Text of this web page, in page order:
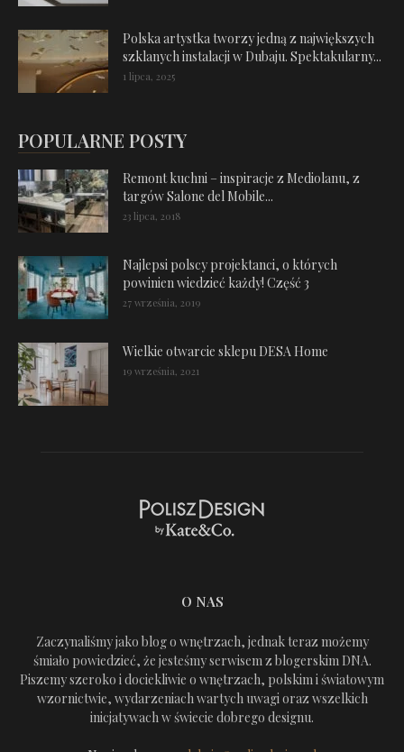
Polska artystka tworzy jedną z największych
szklanych instalacji w Dubaju. Spektakularny...
1 lipca, 2025
POPULARNE POSTY
Remont kuchni – inspiracje z Mediolanu, z
targów Salone del Mobile...
23 lipca, 2018
Najlepsi polscy projektanci, o których
powinien wiedzieć każdy! Część 3
27 września, 2019
Wielkie otwarcie sklepu DESA Home
19 września, 2021
O NAS
Zaczynaliśmy jako blog o wnętrzach, jednak teraz możemy
śmiało powiedzieć, że jesteśmy serwisem z blogerskim DNA.
Piszemy szeroko i dociekliwie o wnętrzach, polskim i światowym
wzornictwie, wydarzeniach wartych uwagi oraz wszelkich
inicjatywach w świecie dobrego designu.